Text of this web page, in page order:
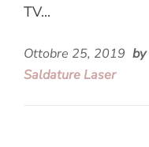
TV...
Ottobre 25, 2019 by
Saldature Laser